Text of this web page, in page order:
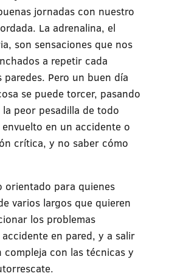
jornadas con nuestro
La adrenalina, el
son sensaciones que nos
a repetir cada
paredes. Pero un buen día
se puede torcer, pasando
peor pesadilla de todo
envuelto en un accidente o
crítica, y no saber cómo
orientado para quienes
varios largos que quieren
los problemas
en pared, y a salir
compleja con las técnicas y